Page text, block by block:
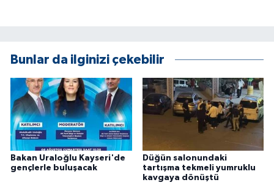
Bunlar da ilginizi çekebilir
Bakan Uraloğlu Kayseri'de
gençlerle buluşacak
Düğün salonundaki
tartışma tekmeli yumruklu
kavgaya dönüştü